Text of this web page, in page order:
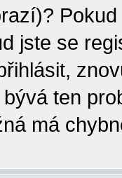
jste se
ten
má